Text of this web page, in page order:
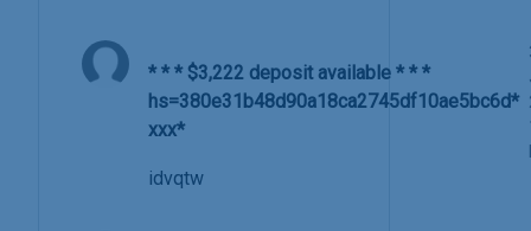
* * * $3,222 deposit available * * *
hs=380e31b48d90a18ca2745df10ae5bc6d*
ххх*
idvqtw